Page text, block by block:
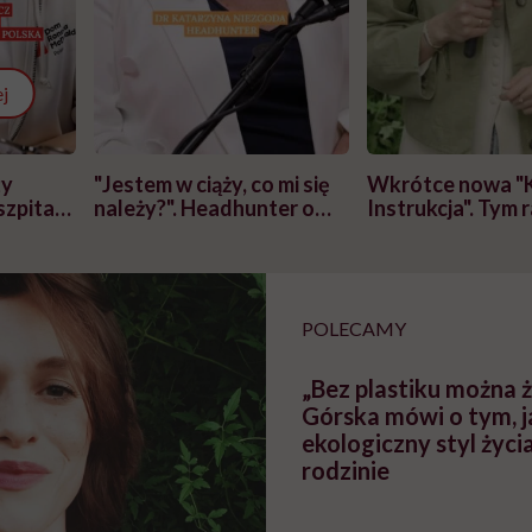
"Jestem w ciąży, co mi się
należy?". Headhunter o
pracy
Wkrótce nowa
Instrukcja". Tym
POLECAMY
„Bez plastiku można
Górska mówi o tym,
ekologiczny styl
rodzinie